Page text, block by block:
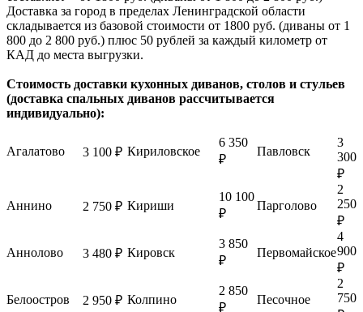
Доставка за город в пределах Ленинградской области
складывается из базовой стоимости от 1800 руб. (диваны от 1
800 до 2 800 руб.) плюс 50 рублей за каждый километр от
КАД до места выгрузки.
Стоимость доставки кухонных диванов, столов и стульев
(доставка спальных диванов рассчитывается
индивидуально):
Агалатово 3 100 ₽ Кириловское
6 350
₽
Павловск
3
300
₽
Аннино 2 750 ₽ Кириши
10 100
₽
Парголово
2
250
₽
Аннолово 3 480 ₽ Кировск
3 850
₽
Первомайское
4
900
₽
Белоостров 2 950 ₽ Колпино
2 850
₽
Песочное
2
750